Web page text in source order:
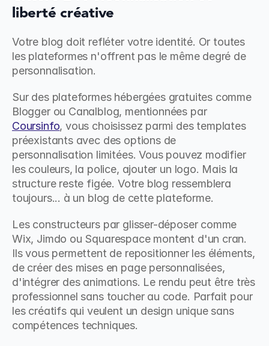
liberté créative
Votre blog doit refléter votre identité. Or toutes
les plateformes n'offrent pas le même degré de
personnalisation.
Sur des plateformes hébergées gratuites comme
Blogger ou Canalblog, mentionnées par
Coursinfo, vous choisissez parmi des templates
préexistants avec des options de
personnalisation limitées. Vous pouvez modifier
les couleurs, la police, ajouter un logo. Mais la
structure reste figée. Votre blog ressemblera
toujours... à un blog de cette plateforme.
Les constructeurs par glisser-déposer comme
Wix, Jimdo ou Squarespace montent d'un cran.
Ils vous permettent de repositionner les éléments,
de créer des mises en page personnalisées,
d'intégrer des animations. Le rendu peut être très
professionnel sans toucher au code. Parfait pour
les créatifs qui veulent un design unique sans
compétences techniques.